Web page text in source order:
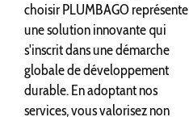
choisir PLUMBAGO représente
une solution innovante qui
s'inscrit dans une démarche
globale de développement
durable. En adoptant nos
services, vous valorisez non